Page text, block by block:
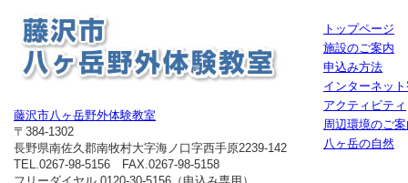
藤沢市八ヶ岳野外体験教室
〒384-1302
長野県南佐久郡南牧村大字海ノ口字西手原2239-142
TEL.0267-98-5156 FAX.0267-98-5158
トップページ
施設のご案内
申込み方法
インターネッ
アクティビティ
周辺環境のご
八ヶ岳の自然